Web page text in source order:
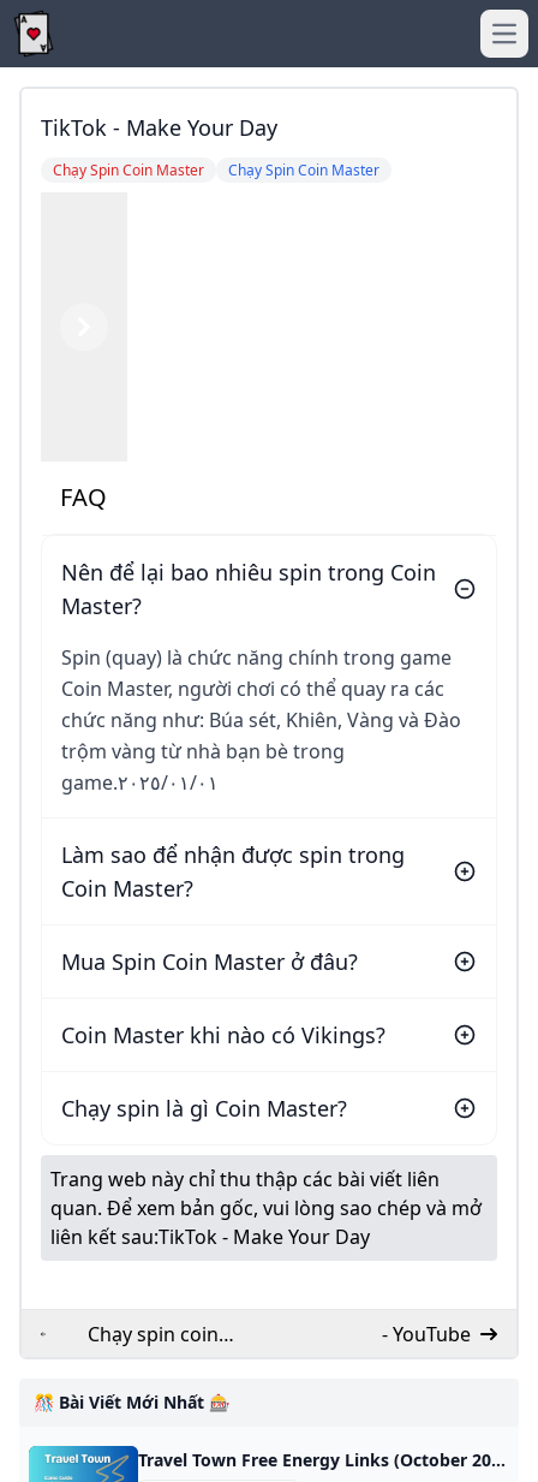
TikTok - Make Your Day
Chạy Spin Coin Master Chạy Spin Coin Master
FAQ
Nên để lại bao nhiêu spin trong Coin
Master?
Spin (quay) là chức năng chính trong game
Coin Master, người chơi có thể quay ra các
chức năng như: Búa sét, Khiên, Vàng và Đào
trộm vàng từ nhà bạn bè trong
game.٠١‏/٠١‏/٢٠٢٥
Làm sao để nhận được spin trong
Coin Master?
Mua Spin Coin Master ở đâu?
Coin Master khi nào có Vikings?
Chạy spin là gì Coin Master?
Trang web này chỉ thu thập các bài viết liên
quan. Để xem bản gốc, vui lòng sao chép và mở
liên kết sau:TikTok - Make Your Day
Chạy spin coin
master miễn phí? có
nên chạy spin
không? - PolyXGO
- YouTube
🎊 Bài Viết Mới Nhất 🎰
Travel Town Free Energy Links (October 2024) Find Travel Town free energy links, step-by-step collection guide, and tips to earn more energy in-game. Stay energized and enhance your gameplay today. Travel Town / By Simple Game Guide / October 24, 2024 October 24, 2024: 15 Energy Gift2. 15 Energy Gift1. 25 Energy GiftOctober 23, 2024: 15 Energy Gift1. 25 Energy GiftOctober 22, 2024: 15 Energy Gift2. 25 Energy Gift1. 25 Energy GiftOctober 21, 2024: 15 Energy Gift2. 15 Energy Gift1.